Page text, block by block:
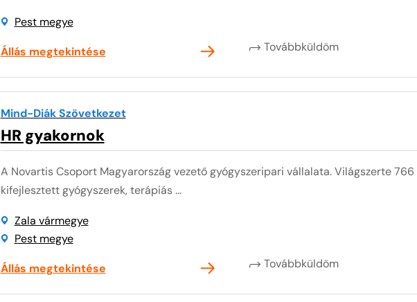
Pest megye
Állás megtekintése Továbbküldöm
Mind-Diák Szövetkezet
HR gyakornok
A Novartis Csoport Magyarország vezető gyógyszeripari vállalata. Világszerte
kifejlesztett gyógyszerek, terápiás ...
Zala vármegye
Pest megye
Állás megtekintése Továbbküldöm